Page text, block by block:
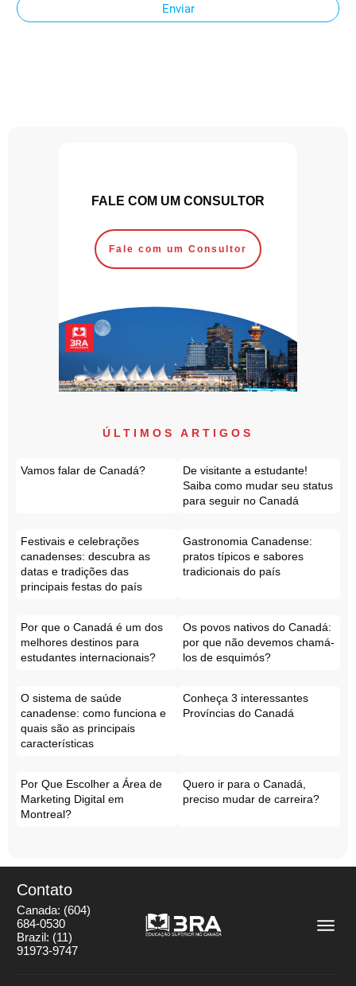
Enviar
FALE COM UM CONSULTOR
Fale com um Consultor
ÚLTIMOS ARTIGOS
Vamos falar de Canadá?
De visitante a estudante!
Saiba como mudar seu status
para seguir no Canadá
Festivais e celebrações
canadenses: descubra as
datas e tradições das
principais festas do país
Gastronomia Canadense:
pratos típicos e sabores
tradicionais do país
Por que o Canadá é um dos
melhores destinos para
estudantes internacionais?
Os povos nativos do Canadá:
por que não devemos chamá-
los de esquimós?
O sistema de saúde
canadense: como funciona e
quais são as principais
características
Conheça 3 interessantes
Províncias do Canadá
Por Que Escolher a Área de
Marketing Digital em
Montreal?
Quero ir para o Canadá,
preciso mudar de carreira?
Contato
Canada: (604)
684-0530
Brazil: (11)
91973-9747